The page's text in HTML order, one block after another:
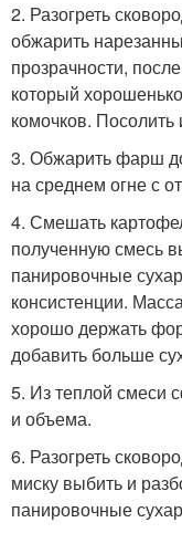
2. Разогреть
обжарить
прозрачности,
который
комочков. Посолить
3. Обжарить фарш
на среднем огне с
4. Смешать
полученную смесь
панировочные
консистенции.
хорошо держать
добавить больше
5. Из теплой смеси
и объема.
6. Разогреть
миску выбить и
панировочные